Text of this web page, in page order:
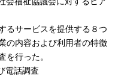
るサービスを提供する８つ
の内容および利用者の特徴
を行った。
電話調査